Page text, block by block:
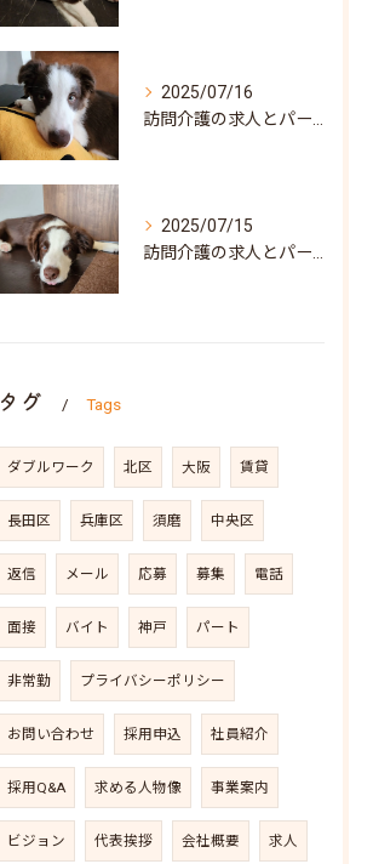
2025/07/16
2025/07/15
タグ Tags
ダブルワーク 北区 大阪 賃貸
長田区 兵庫区 須磨 中央区
返信 メール 応募 募集 電話
面接 バイト 神戸 パート
非常勤 プライバシーポリシー
お問い合わせ 採用申込 社員紹介
採用Q&A 求める人物像 事業案内
ビジョン 代表挨拶 会社概要 求人